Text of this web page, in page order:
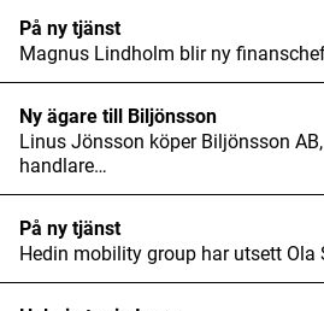
På ny tjänst
Magnus Lindholm blir ny
Ny ägare till Biljönsson
Linus Jönsson köper Biljönsson
handlare…
På ny tjänst
Hedin mobility group har utsett Ola